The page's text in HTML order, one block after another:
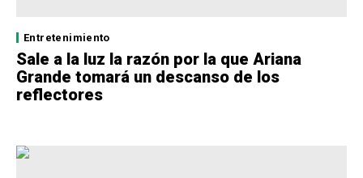
Entretenimiento
Sale a la luz la razón por la que Ariana
Grande tomará un descanso de los
reflectores